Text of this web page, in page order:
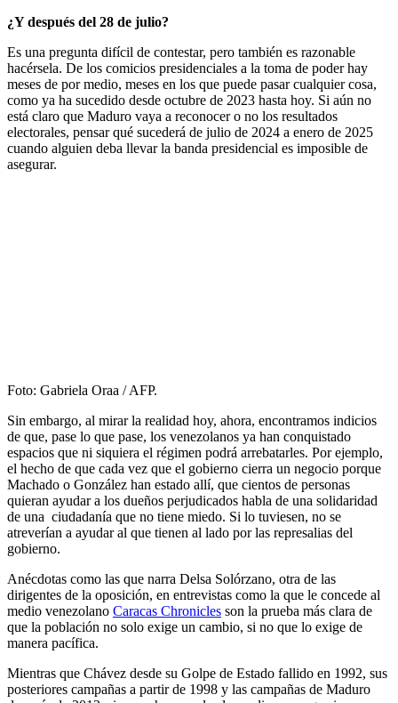
¿Y después del 28 de julio?
Es una pregunta difícil de contestar, pero también es razonable
hacérsela. De los comicios presidenciales a la toma de poder hay
meses de por medio, meses en los que puede pasar cualquier cosa,
como ya ha sucedido desde octubre de 2023 hasta hoy. Si aún no
está claro que Maduro vaya a reconocer o no los resultados
electorales, pensar qué sucederá de julio de 2024 a enero de 2025
cuando alguien deba llevar la banda presidencial es imposible de
asegurar.
Foto: Gabriela Oraa / AFP.
Sin embargo, al mirar la realidad hoy, ahora, encontramos indicios
de que, pase lo que pase, los venezolanos ya han conquistado
espacios que ni siquiera el régimen podrá arrebatarles. Por ejemplo,
el hecho de que cada vez que el gobierno cierra un negocio porque
Machado o González han estado allí, que cientos de personas
quieran ayudar a los dueños perjudicados habla de una solidaridad
de una ciudadanía que no tiene miedo. Si lo tuviesen, no se
atreverían a ayudar al que tienen al lado por las represalias del
gobierno.
Anécdotas como las que narra Delsa Solórzano, otra de las
dirigentes de la oposición, en entrevistas como la que le concede al
medio venezolano Caracas Chronicles son la prueba más clara de
que la población no solo exige un cambio, si no que lo exige de
manera pacífica.
Mientras que Chávez desde su Golpe de Estado fallido en 1992, sus
posteriores campañas a partir de 1998 y las campañas de Maduro